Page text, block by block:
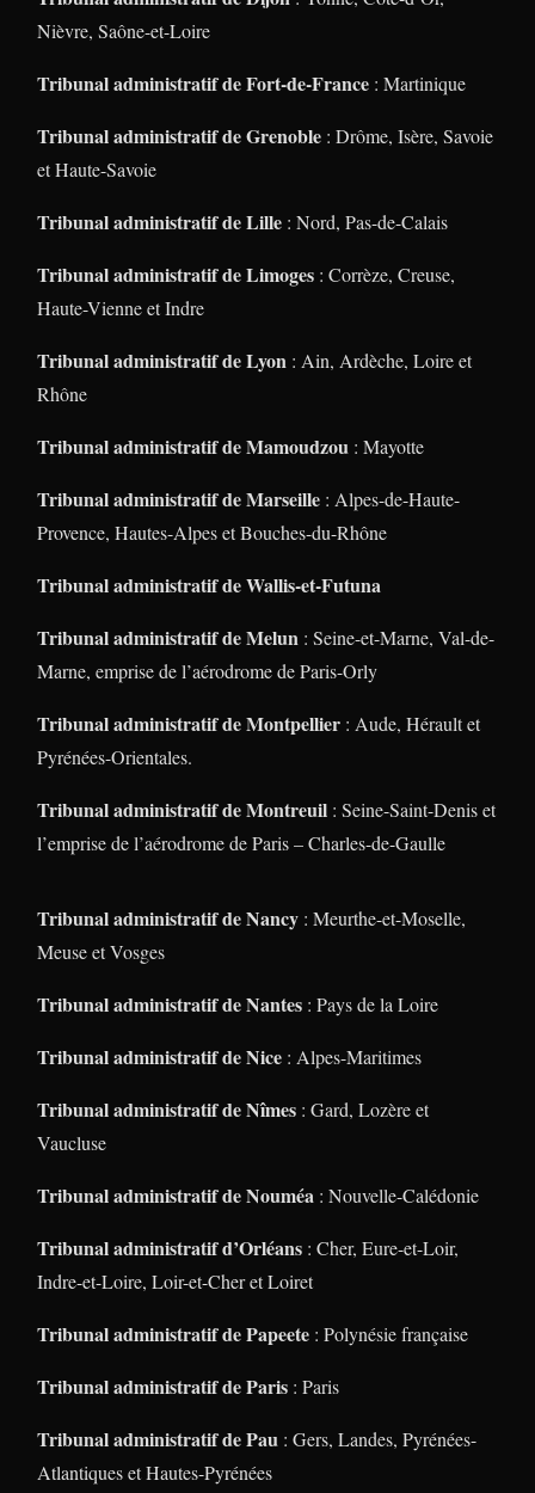
Nièvre, Saône-et-Loire
Tribunal administratif de Fort-de-France : Martinique
Tribunal administratif de Grenoble : Drôme, Isère, Savoie
et Haute-Savoie
Tribunal administratif de Lille : Nord, Pas-de-Calais
Tribunal administratif de Limoges : Corrèze, Creuse,
Haute-Vienne et Indre
Tribunal administratif de Lyon : Ain, Ardèche, Loire et
Rhône
Tribunal administratif de Mamoudzou : Mayotte
Tribunal administratif de Marseille : Alpes-de-Haute-
Provence, Hautes-Alpes et Bouches-du-Rhône
Tribunal administratif de Wallis-et-Futuna
Tribunal administratif de Melun : Seine-et-Marne, Val-de-
Marne, emprise de l’aérodrome de Paris-Orly
Tribunal administratif de Montpellier : Aude, Hérault et
Pyrénées-Orientales.
Tribunal administratif de Montreuil : Seine-Saint-Denis et
l’emprise de l’aérodrome de Paris – Charles-de-Gaulle
Tribunal administratif de Nancy : Meurthe-et-Moselle,
Meuse et Vosges
Tribunal administratif de Nantes : Pays de la Loire
Tribunal administratif de Nice : Alpes-Maritimes
Tribunal administratif de Nîmes : Gard, Lozère et
Vaucluse
Tribunal administratif de Nouméa : Nouvelle-Calédonie
Tribunal administratif d’Orléans : Cher, Eure-et-Loir,
Indre-et-Loire, Loir-et-Cher et Loiret
Tribunal administratif de Papeete : Polynésie française
Tribunal administratif de Paris : Paris
Tribunal administratif de Pau : Gers, Landes, Pyrénées-
Atlantiques et Hautes-Pyrénées